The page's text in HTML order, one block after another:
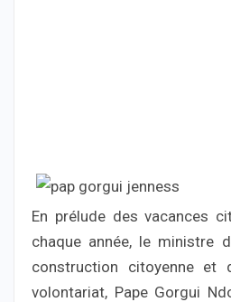
En prélude des vacances
chaque année, le ministre
construction citoyenne et
volontariat, Pape Gorgui